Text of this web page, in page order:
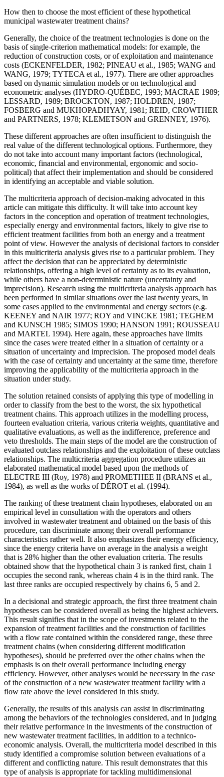
How then to choose the most efficient of these hypothetical
municipal wastewater treatment chains?
Generally, the choice of the treatment technologies is done on the
basis of single-criterion mathematical models: for example, the
reduction of construction costs, or of exploitation and maintenance
costs (ECKENFELDER, 1982; PINEAU et al., 1985; WANG and
WANG, 1979; TYTECA et al., 1977). There are other approaches
based on dynamic simulation models or on technological and
econometric analyses (HYDRO-QUÉBEC, 1993; MACRAE 1989;
LESSARD, 1989; BROCKTON, 1987; HOLDREN, 1987;
FOSBERG and MUKHOPADHYAY, 1981; REID, CROWTHER
and PARTNERS, 1978; KLEMETSON and GRENNEY, 1976).
These different approaches are often insufficient to distinguish the
real value of the different technological options. Furthermore, they
do not take into account many important factors (technological,
economic, financial and environmental, ergonomic and socio-
political) that affect their implementation and should be considered
in identifying an acceptable and viable solution.
The multicriteria approach of decision-making advocated in this
article can mitigate this difficulty. It will take into account key
factors in the conception and operation of treatment technologies,
especially energy and environmental factors, likely to give rise to
efficient treatment facilities from both an energy and a treatment
point of view. However the analysis of decisional factors to consider
in this multicriteria analysis gives rise to a particular problem. They
affect the decision that can be appreciated by deterministic
relationships, offering a high level of certainty as to its evaluation,
while others have a non-deterministic nature (uncertainty and
imprecision). Research using the multicriteria analysis approach has
been performed in similar situations over the last twenty years, in
some cases applied to the environmental and energy sectors (e.g.
KEENEY and NAIR 1977; ROY and VINCKE 1981; TEGHEM
and KUNSCH 1985; SIMOS 1990; HANSON 1991; ROUSSEAU
and MARTEL 1994). Here again, these approaches have limits
since the cases were treated either in a situation of certainty or a
situation of uncertainty and imprecision. The proposed model deals
with the case of certainty and uncertainty at the same time, therefore
improving the applicability of the multicriteria approach in the
situation under study.
The solution retained consists of applying this type of modelling in
order to classify from the best to the worst, the six hypothetical
treatment chains. This approach utilizes in the modelling process,
fourteen evaluation criteria, various criteria weights, quantitative and
qualitative evaluations, as well as the indifference, preference and
veto thresholds. The main steps of the model are the construction of
evaluated outclass relationships and the exploitation of these outclass
relationships. The multicriteria aggregation procedure utilizes an
elaborated mathematical model based upon the methods of
ELECTRE III (Roy, 1978) and PROMETHEE II (BRANS et al.,
1984), as well as the works of DÉROT et al. (1994).
The ranking of these treatment chain hypotheses, elaborated on an
empirical level in consultation with the operators and others
involved in wastewater treatment and obtained on the basis of this
procedure, can discriminate among their overall performance
characteristics rather well. It also emphasizes their energy efficiency,
since the energy criteria have on average in the analysis a weight
that is 28% higher than the other evaluation criteria. The results
obtained show that the hypothetical chain 3 is ranked first, chain 1
occupies the second rank, whereas chain 4 is in the third rank. The
last three ranks are occupied respectively by chains 6, 5 and 2.
In a decisional and strategic approach, the first three treatment chain
hypotheses can be considered overall as being the highest achievers.
This result signifies that in the scope of investments related to the
expansion of treatment facilities and the construction of facilities
with a flow rate contained within the considered range, these three
treatment chains (when considering different modification
hypotheses), should be preferred over the other chains when the
emphasis is on their overall performance including energy
efficiency. However, other analyses would be necessary in the case
of the construction of a new wastewater treatment facility with a
flow rate above the level considered in this study.
Generally, the results of this analysis can assist in discriminating
among the behaviors of the technologies considered, and in judging
their relative performance in the investments of the construction of
new wastewater treatment facilities, in addition to a technico-
economic analysis. Overall, the multicriteria model described in this
study identified a compromise solution between evaluations of a
different and conflicting nature. This result demonstrates that this
type of analysis is appropriate for tackling multidimensional